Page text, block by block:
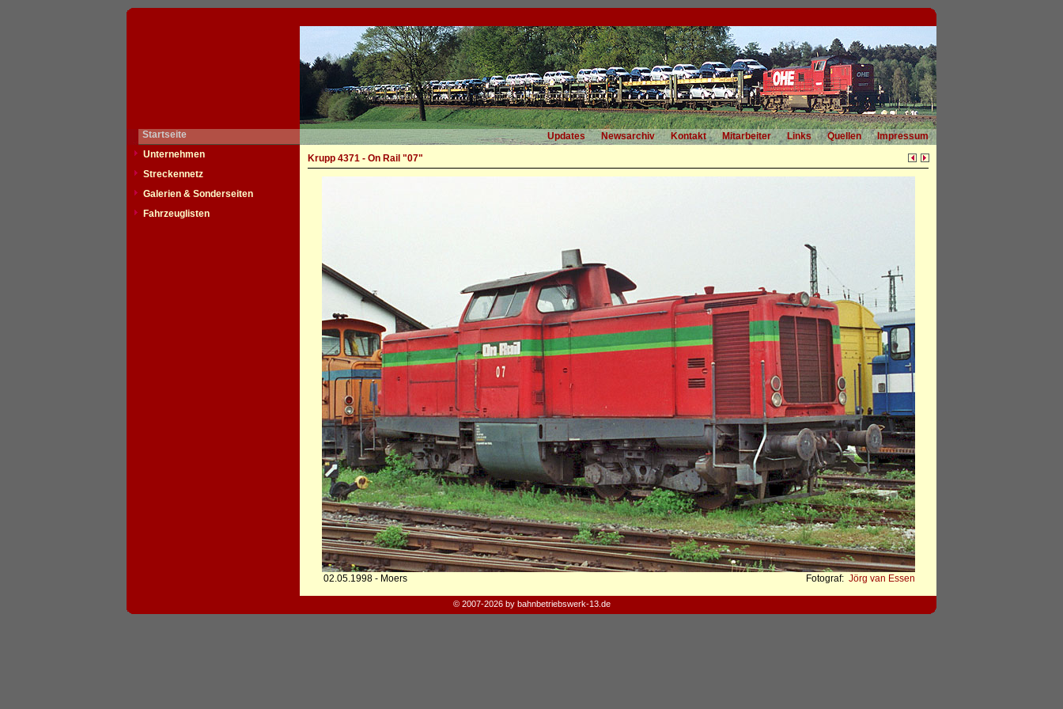
Startseite Updates Newsarchiv Kontakt Mitarbeiter Links Quellen
Impressum
Unternehmen
Streckennetz
Galerien & Sonderseiten
Fahrzeuglisten
Krupp 4371 - On Rail "07"
02.05.1998 - Moers Fotograf: Jörg van Essen
© 2007-2026 by bahnbetriebswerk-13.de